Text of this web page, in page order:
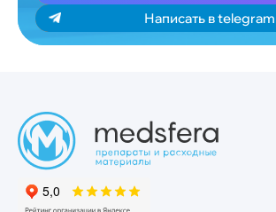
Написать в telegram